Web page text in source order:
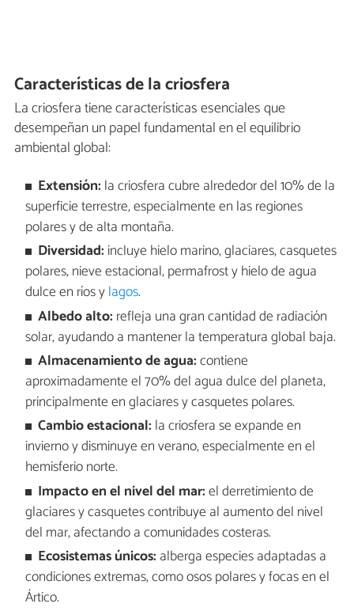
Características de la criosfera
La criosfera tiene características esenciales que
desempeñan un papel fundamental en el equilibrio
ambiental global:
Extensión: la criosfera cubre alrededor del 10% de la
superficie terrestre, especialmente en las regiones
polares y de alta montaña.
Diversidad: incluye hielo marino, glaciares, casquetes
polares, nieve estacional, permafrost y hielo de agua
dulce en ríos ylagos.
Albedo alto: refleja una gran cantidad de radiación
solar, ayudando a mantener la temperatura global baja.
Almacenamiento de agua:contiene
aproximadamente el 70% del agua dulce del planeta,
principalmente en glaciares y casquetes polares.
Cambio estacional: la criosfera se expande en
invierno y disminuye en verano, especialmente en el
hemisferio norte.
Impacto en el nivel del mar:el derretimiento de
glaciares y casquetes contribuye al aumento del nivel
del mar, afectando a comunidades costeras.
Ecosistemas únicos: alberga especies adaptadas a
condiciones extremas, como osos polares y focas en el
Ártico.